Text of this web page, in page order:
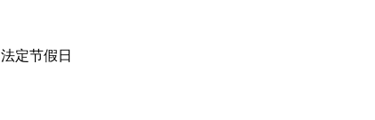
法定节假日